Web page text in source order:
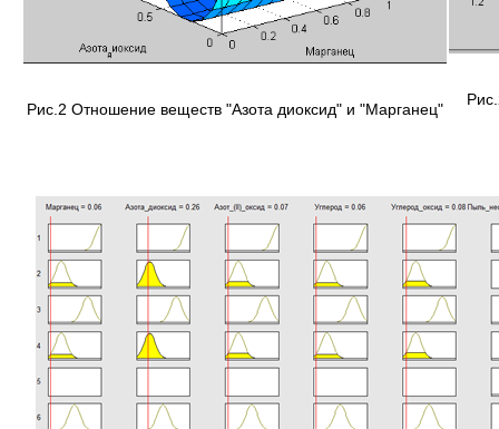
Рис.2 Отношение веществ "Азота диоксид" и "Марганец"